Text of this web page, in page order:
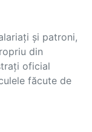
și patroni,
din
oficial
făcute de